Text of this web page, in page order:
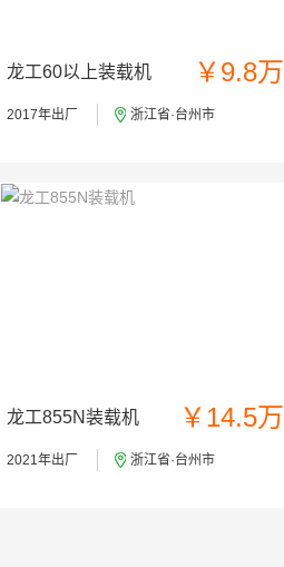
龙工60以上装载机 ￥9.8万
2017年出厂 浙江省·台州市
龙工855N装载机 ￥14.5万
2021年出厂 浙江省·台州市